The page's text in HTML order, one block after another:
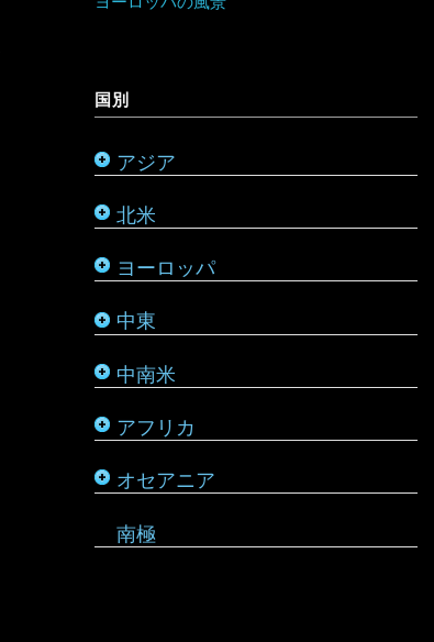
国別
アジア
モルディブ
北米
カナダ
メキシコ
ヨーロッパ
リトアニア
ルーマニア
ルクセンブルク
ロシア
タタールスタン共和国
中東
クウェート
シリア
バーレーン
パレスチナ
ヨルダン
レバノン
中南米
パラグアイ
ブラジル
ベネズエラ
ベリーズ
ペルー
ボリビア
ホンジュラス
アフリカ
チュニジア
マダガスカル
マラウイ
南アフリカ
モザンビーク
モロッコ
モーリシャス
ルワンダ
オセアニア
オーストラリア
サモア
ソロモン諸島
トンガ
ニュージーランド
バヌアツ
パラオ
仏領ポリネシア
タヒチ
マーシャル諸島
南極